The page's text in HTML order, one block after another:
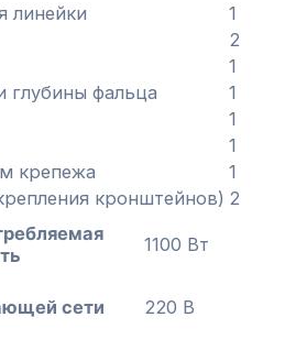
линейки
1
2
1
глубины фальца
1
1
1
крепежа
1
кронштейнов) 2
1100 Вт
сети 220 В